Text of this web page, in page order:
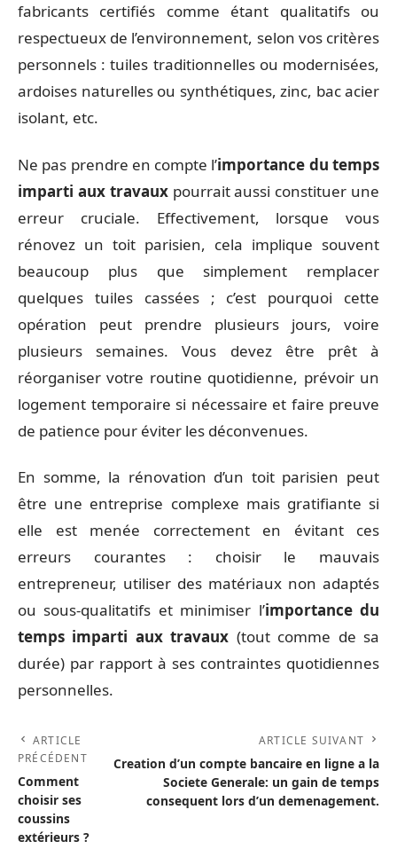
fabricants certifiés comme étant qualitatifs ou
respectueux de l’environnement, selon vos critères
personnels : tuiles traditionnelles ou modernisées,
ardoises naturelles ou synthétiques, zinc, bac acier
isolant, etc.
Ne pas prendre en compte l’importance du temps
imparti aux travauxpourrait aussi constituer une
erreur cruciale. Effectivement, lorsque vous
rénovez un toit parisien, cela implique souvent
beaucoup plus que simplement remplacer
quelques tuiles cassées ; c’est pourquoi cette
opération peut prendre plusieurs jours, voire
plusieurs semaines. Vous devez être prêt à
réorganiser votre routine quotidienne, prévoir un
logement temporaire si nécessaire et faire preuve
de patience pour éviter les déconvenues.
En somme, la rénovation d’un toit parisien peut
être une entreprise complexe mais gratifiante si
elle est menée correctement en évitant ces
erreurs courantes : choisir le mauvais
entrepreneur, utiliser des matériaux non adaptés
ou sous-qualitatifs et minimiser l’importance du
temps imparti aux travaux (tout comme de sa
durée) par rapport à ses contraintes quotidiennes
personnelles.
ARTICLE
PRÉCÉDENT
Comment
choisir ses
coussins
extérieurs ?
ARTICLE SUIVANT
Creation d’un compte bancaire en ligne a la
Societe Generale: un gain de temps
consequent lors d’un demenagement.